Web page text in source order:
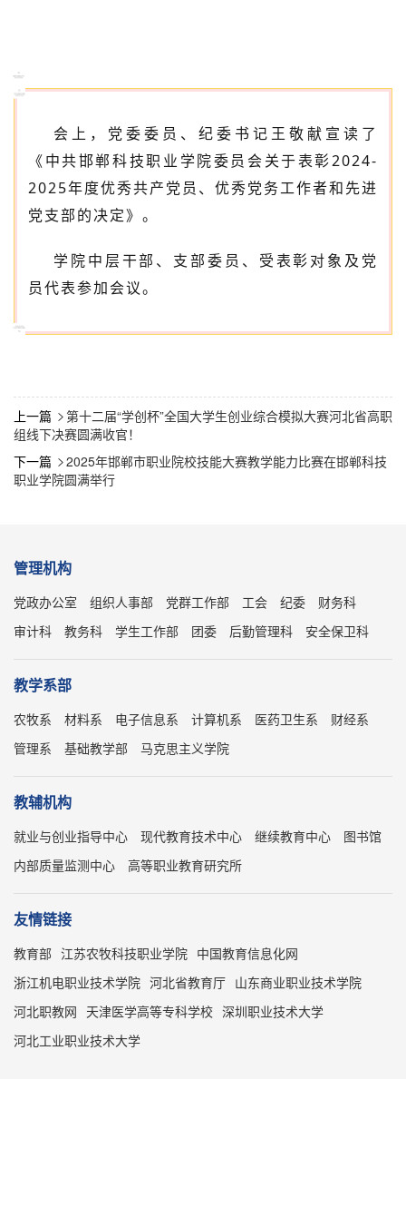
会上，党委委员、纪委书记王敬献宣读了
《中共邯郸科技职业学院委员会关于表彰2024-
2025年度优秀共产党员、优秀党务工作者和先进
党支部的决定》。
学院中层干部、支部委员、受表彰对象及党
员代表参加会议。
上一篇  第十二届“学创杯”全国大学生创业综合模拟大赛河北省高职
组线下决赛圆满收官！
下一篇  2025年邯郸市职业院校技能大赛教学能力比赛在邯郸科技
职业学院圆满举行
管理机构
党政办公室 组织人事部 党群工作部 工会 纪委
财务科
审计科
教务科 学生工作部 团委 后勤管理科 安全保卫科
教学系部
农牧系 材料系 电子信息系 计算机系 医药卫生系
财经系
管理系
基础教学部 马克思主义学院
教辅机构
就业与创业指导中心 现代教育技术中心 继续教育中心
图书馆
内部质量监测中心
高等职业教育研究所
友情链接
教育部 江苏农牧科技职业学院 中国教育信息化网
浙江机电职业技术学院 河北省教育厅 山东商业职业技术学院
河北职教网 天津医学高等专科学校 深圳职业技术大学
河北工业职业技术大学